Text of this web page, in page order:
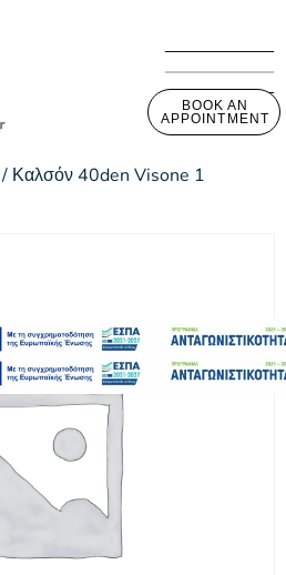
BOOK AN
APPOINTMENT
/ Καλσόν 40den Visone 1